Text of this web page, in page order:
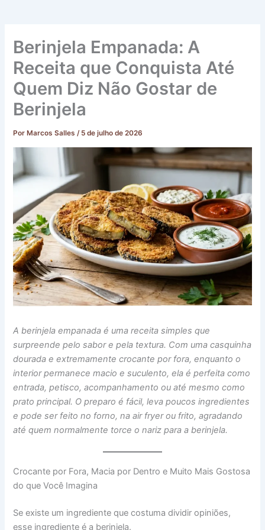
Berinjela Empanada: A
Receita que Conquista Até
Quem Diz Não Gostar de
Berinjela
Por Marcos Salles/ 5 de julho de 2026
A berinjela empanada é uma receita simples que
surpreende pelo sabor e pela textura. Com uma casquinha
dourada e extremamente crocante por fora, enquanto o
interior permanece macio e suculento, ela é perfeita como
entrada, petisco, acompanhamento ou até mesmo como
prato principal. O preparo é fácil, leva poucos ingredientes
e pode ser feito no forno, na air fryer ou frito, agradando
até quem normalmente torce o nariz para a berinjela.
Crocante por Fora, Macia por Dentro e Muito Mais Gostosa
do que Você Imagina
Se existe um ingrediente que costuma dividir opiniões,
esse ingrediente é a berinjela.